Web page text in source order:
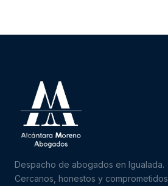
Despacho de abogados en Igualada.
Cercanos, honestos y comprometidos